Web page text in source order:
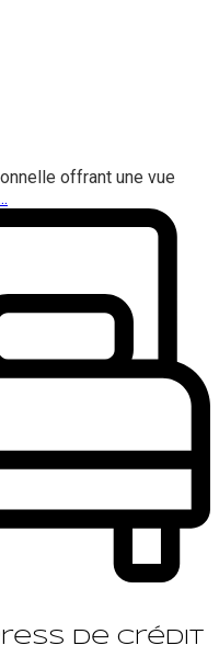
offrant une vue
...
de crédit